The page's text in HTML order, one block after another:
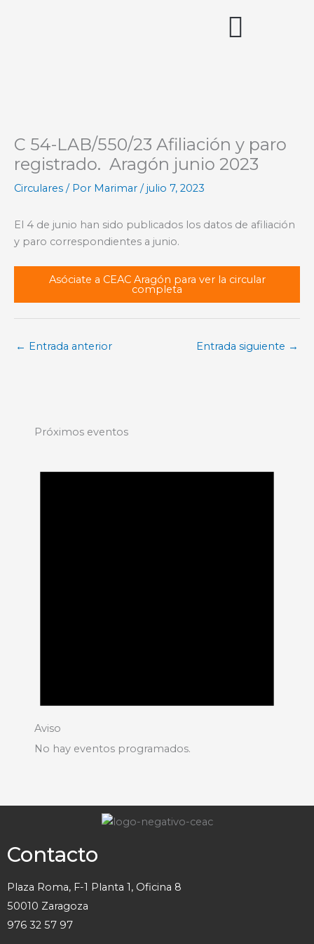
C 54-LAB/550/23 Afiliación y paro
registrado. Aragón junio 2023
Circulares / Por Marimar /julio 7, 2023
El 4 de junio han sido publicados los datos de afiliación
y paro correspondientes a junio.
Asóciate a CEAC Aragón para ver la circular
completa
← Entrada anterior Entrada siguiente →
Próximos eventos
Aviso
No hay eventos programados.
Contacto
Plaza Roma, F-1 Planta 1, Oficina 8
50010 Zaragoza
976 32 57 97